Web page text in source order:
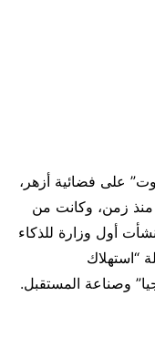
على فضائية أزهر،
منذ زمن، وكانت من
أول وزارة للذكاء
“استهلاك
وصناعة المستقبل.